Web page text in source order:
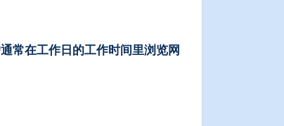
常在工作日的工作时间里浏览网